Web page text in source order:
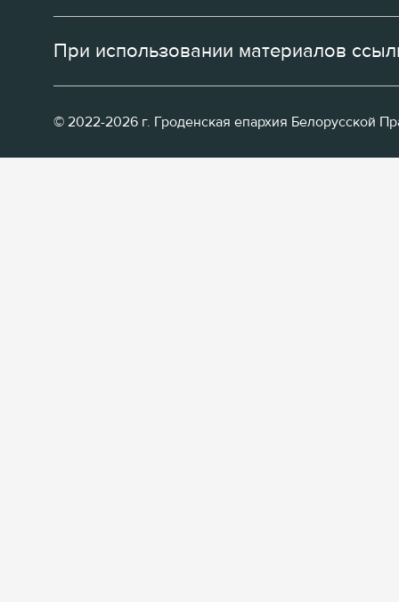
При использовании материалов
© 2022-2026 г. Гроденская епархия Белорусской